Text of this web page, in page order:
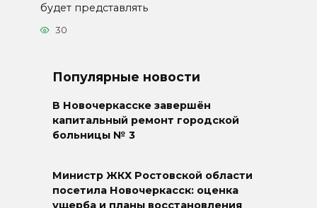
будет представлять
30
Популярные новости
В Новочеркасске завершён
капитальный ремонт городской
больницы № 3
Министр ЖКХ Ростовской области
посетила Новочеркасск: оценка
ущерба и планы восстановления